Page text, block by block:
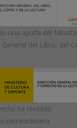
una ayuda del
del Libro, del
ha recibido
extraordinaria